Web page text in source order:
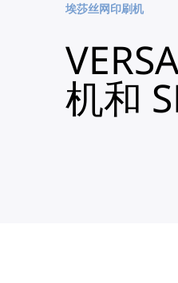
埃莎丝网印刷机
机和